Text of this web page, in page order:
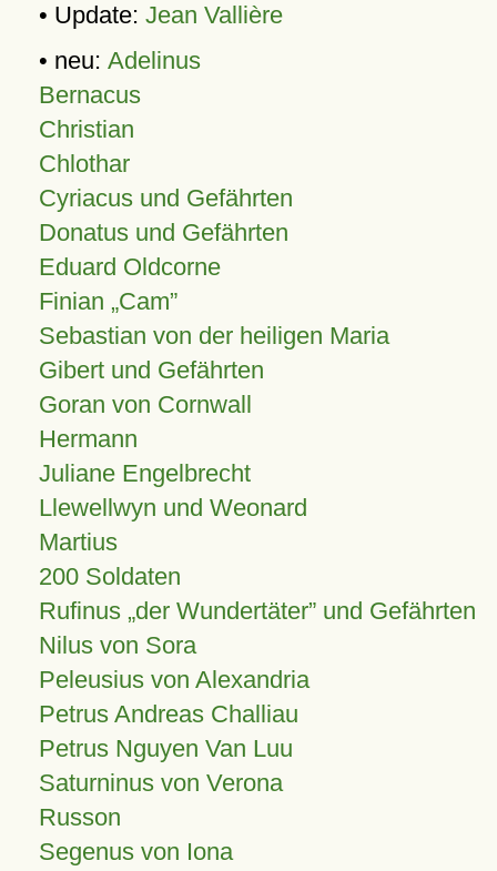
• Update: Jean Vallière
• neu: Adelinus
Bernacus
Christian
Chlothar
Cyriacus und Gefährten
Donatus und Gefährten
Eduard Oldcorne
Finian Cam
Sebastian von der heiligen Maria
Gibert und Gefährten
Goran von Cornwall
Hermann
Juliane Engelbrecht
Llewellwyn und Weonard
Martius
200 Soldaten
Rufinus „der Wundertäter” und Gefährten
Nilus von Sora
Peleusius von Alexandria
Petrus Andreas Challiau
Petrus Nguyen Van Luu
Saturninus von Verona
Russon
Segenus von Iona